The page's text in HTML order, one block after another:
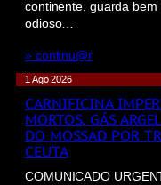
continente, guarda bem
odioso…
» continu@r
1 Ago 2026
CARNIFICINA
MORTOS, GÁS
DO MOSSAD POR
CEUTA
COMUNICADO